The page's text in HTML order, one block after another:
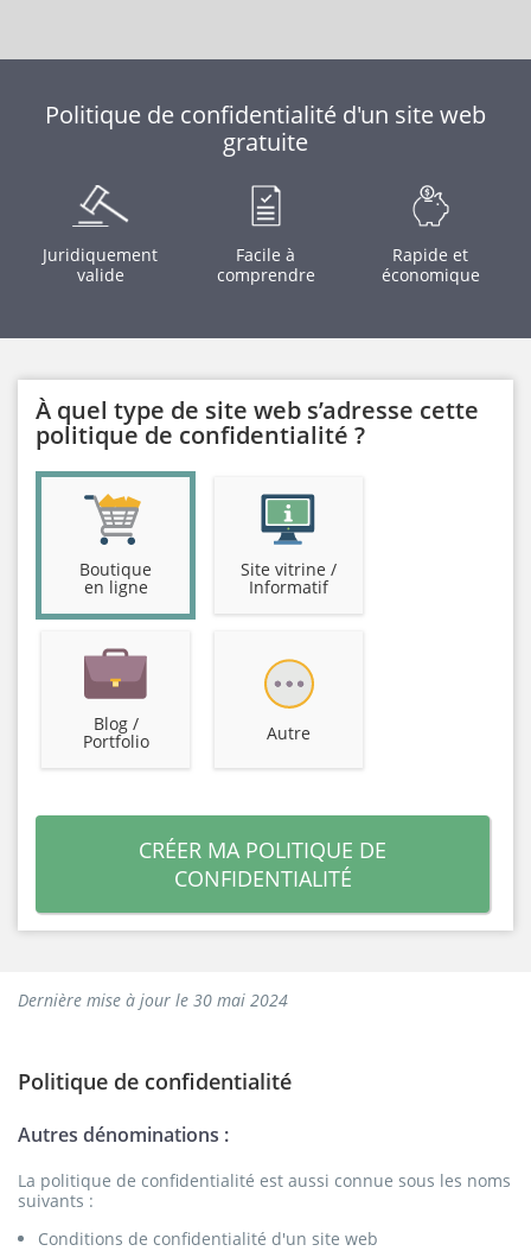
Politique de confidentialité d'un site web
gratuite
Juridiquement
valide
Facile à
comprendre
Rapide et
économique
À quel type de site web s’adresse cette
politique de confidentialité ?
Boutique
en ligne
Site vitrine /
Informatif
Blog /
Portfolio Autre
CRÉER MA POLITIQUE DE
CONFIDENTIALITÉ
Dernière mise à jour le 30 mai 2024
Politique de confidentialité
Autres dénominations :
La politique de confidentialité est aussi connue sous les noms
suivants :
Conditions de confidentialité d'un site web